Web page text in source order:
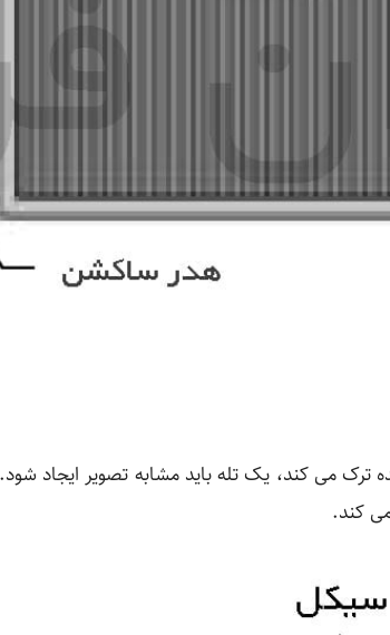
ترک می کند، یک تله باید مشابه تصویر ایجاد
کند.